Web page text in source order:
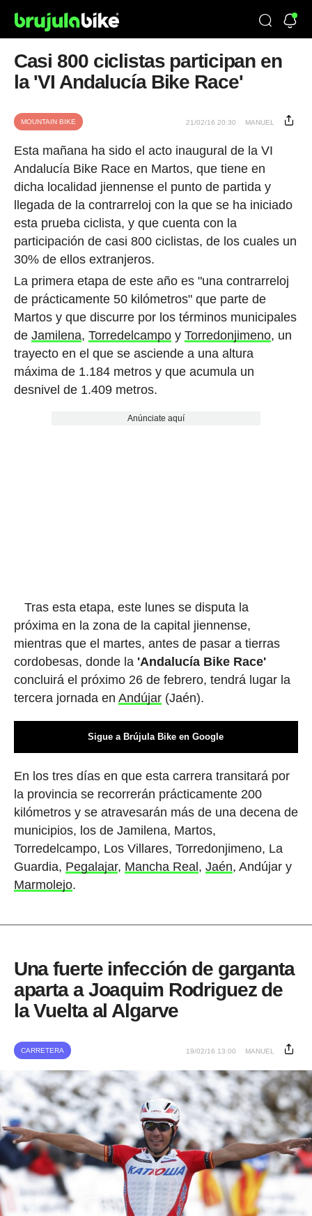
Casi 800 ciclistas participan en
la 'VI Andalucía Bike Race'
MOUNTAIN BIKE 21/02/16 20:30 MANUEL
Esta mañana ha sido el acto inaugural de la VI
Andalucía Bike Race en Martos, que tiene en
dicha localidad jiennense el punto de partida y
llegada de la contrarreloj con la que se ha iniciado
esta prueba ciclista, y que cuenta con la
participación de casi 800 ciclistas, de los cuales un
30% de ellos extranjeros.
La primera etapa de este año es "una contrarreloj
de prácticamente 50 kilómetros" que parte de
Martos y que discurre por los términos municipales
de Jamilena, Torredelcampoy Torredonjimeno, un
trayecto en el que se asciende a una altura
máxima de 1.184 metros y que acumula un
desnivel de 1.409 metros.
Anúnciate aquí
Tras esta etapa, este lunes se disputa la
próxima en la zona de la capital jiennense,
mientras que el martes, antes de pasar a tierras
cordobesas, donde la 'Andalucía Bike Race'
concluirá el próximo 26 de febrero, tendrá lugar la
tercera jornada en Andújar(Jaén).
Sigue a Brújula Bike en Google
En los tres días en que esta carrera transitará por
la provincia se recorrerán prácticamente 200
kilómetros y se atravesarán más de una decena de
municipios, los de Jamilena, Martos,
Torredelcampo, Los Villares, Torredonjimeno, La
Guardia, Pegalajar, Mancha Real , Jaén, Andújar y
Marmolejo.
Una fuerte infección de garganta
aparta a Joaquim Rodriguez de
la Vuelta al Algarve
CARRETERA 19/02/16 13:00 MANUEL